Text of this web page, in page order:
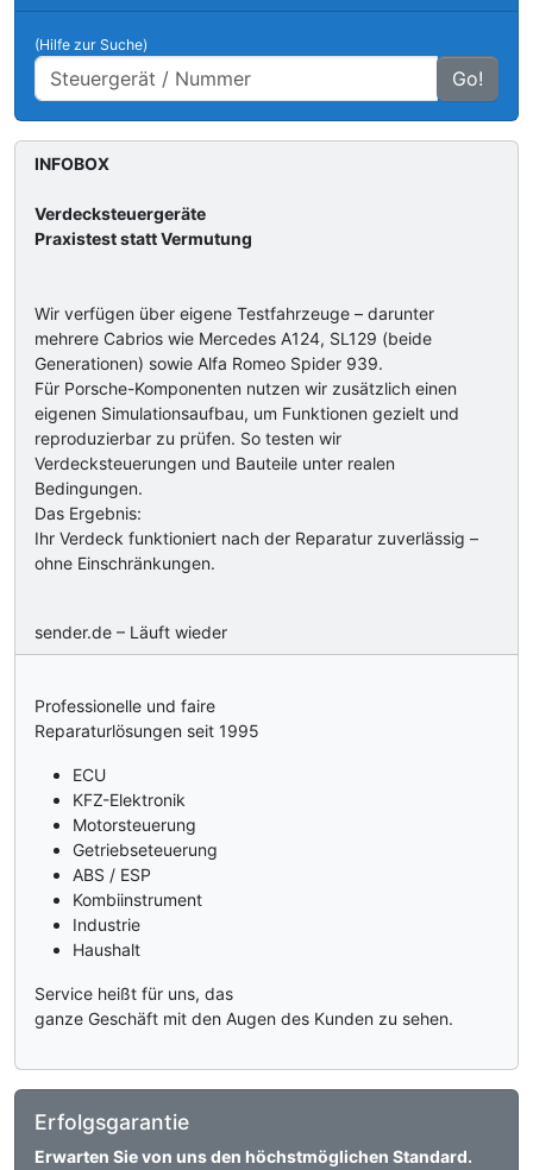
(Hilfe zur Suche)
Go!
INFOBOX
Verdecksteuergeräte
Praxistest statt Vermutung
Wir verfügen über eigene Testfahrzeuge – darunter
mehrere Cabrios wie Mercedes A124, SL129 (beide
Generationen) sowie Alfa Romeo Spider 939.
Für Porsche-Komponenten nutzen wir zusätzlich einen
eigenen Simulationsaufbau, um Funktionen gezielt und
reproduzierbar zu prüfen. So testen wir
Verdecksteuerungen und Bauteile unter realen
Bedingungen.
Das Ergebnis:
Ihr Verdeck funktioniert nach der Reparatur zuverlässig –
ohne Einschränkungen.
sender.de – Läuft wieder
Professionelle und faire
Reparaturlösungen seit 1995
ECU
KFZ-Elektronik
Motorsteuerung
Getriebseteuerung
ABS / ESP
Kombiinstrument
Industrie
Haushalt
Service heißt für uns, das
ganze Geschäft mit den Augen des Kunden zu sehen.
Erfolgsgarantie
Erwarten Sie von uns den höchstmöglichen Standard.